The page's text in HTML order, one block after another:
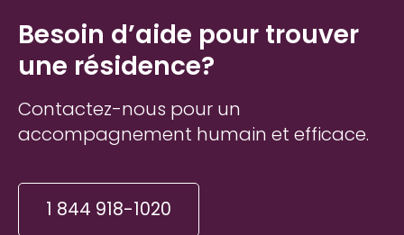
Besoin d’aide pour trouver
une résidence?
Contactez-nous pour un
accompagnement humain et efficace.
1 844 918-1020